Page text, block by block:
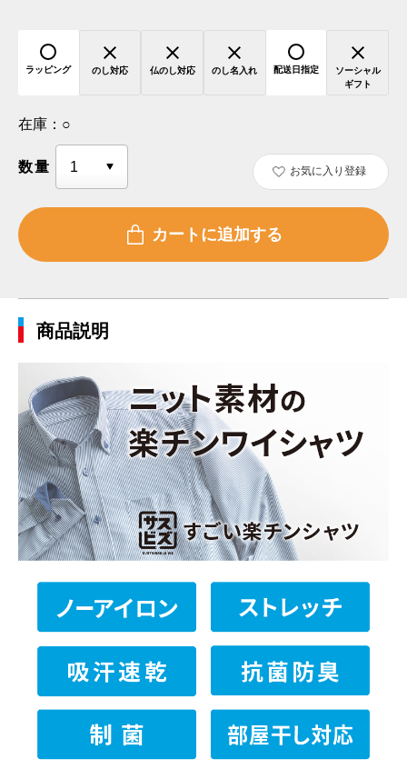
ラッピング のし対応 仏のし対応 のし名入れ 配送日指定
ソーシャル
ギフト
在庫： ○
数量 お気に入り登録
商品説明